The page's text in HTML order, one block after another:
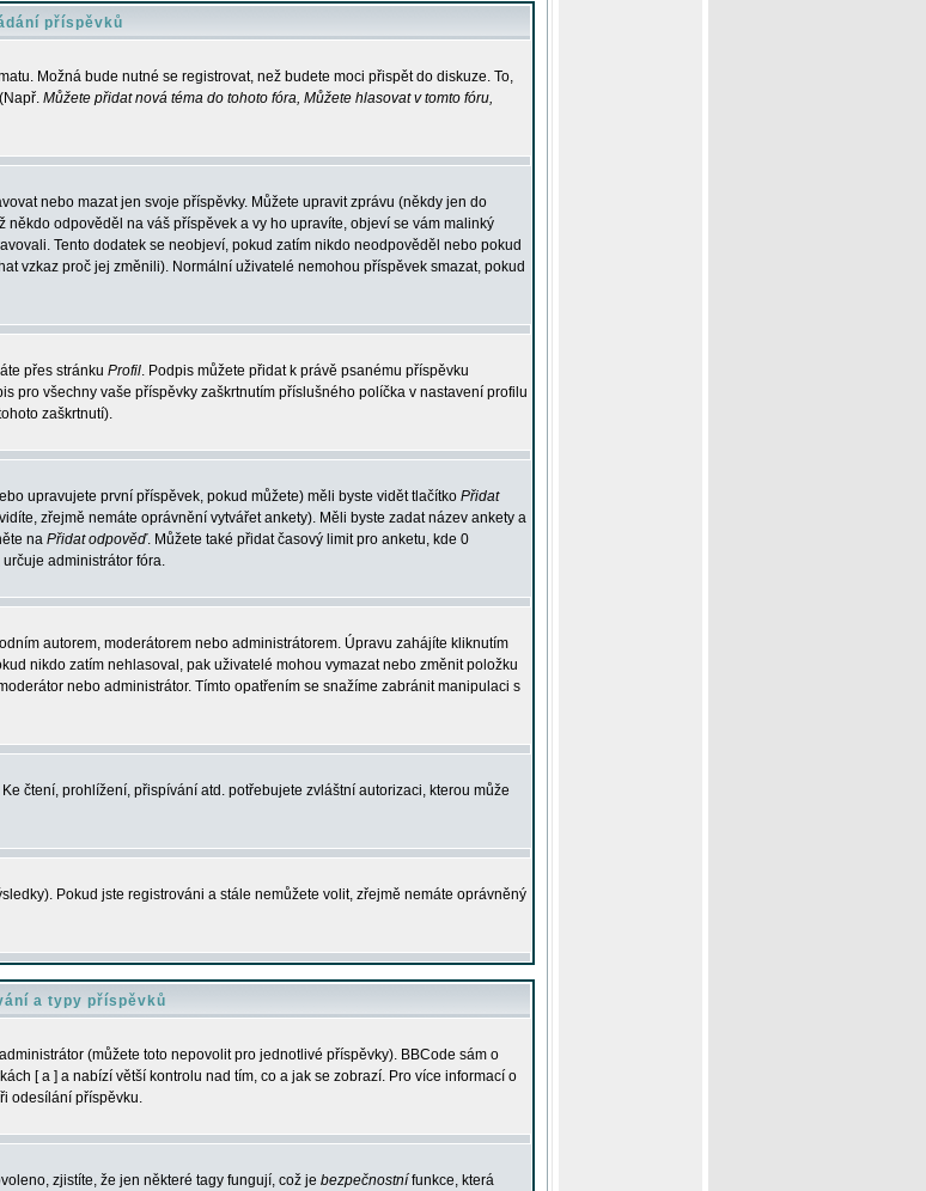
příspěvků
Možná bude nutné se registrovat, než budete moci přispět do diskuze. To,
Můžete přidat nová téma do tohoto fóra, Můžete hlasovat v tomto fóru,
nebo mazat jen svoje příspěvky. Můžete upravit zprávu (někdy jen do
někdo odpověděl na váš příspěvek a vy ho upravíte, objeví se vám malinký
Tento dodatek se neobjeví, pokud zatím nikdo neodpověděl nebo pokud
vzkaz proč jej změnili). Normální uživatelé nemohou příspěvek smazat, pokud
přes stránku Profil. Podpis můžete přidat k právě psanému příspěvku
pro všechny vaše příspěvky zaškrtnutím příslušného políčka v nastavení profilu
zaškrtnutí).
upravujete první příspěvek, pokud můžete) měli byste vidět tlačítko Přidat
zřejmě nemáte oprávnění vytvářet ankety). Měli byste zadat název ankety a
na Přidat odpověď. Můžete také přidat časový limit pro anketu, kde 0
administrátor fóra.
autorem, moderátorem nebo administrátorem. Úpravu zahájíte kliknutím
nikdo zatím nehlasoval, pak uživatelé mohou vymazat nebo změnit položku
nebo administrátor. Tímto opatřením se snažíme zabránit manipulaci s
čtení, prohlížení, přispívání atd. potřebujete zvláštní autorizaci, kterou může
Pokud jste registrováni a stále nemůžete volit, zřejmě nemáte oprávněný
a typy příspěvků
(můžete toto nepovolit pro jednotlivé příspěvky). BBCode sám o
[ a ] a nabízí větší kontrolu nad tím, co a jak se zobrazí. Pro více informací o
odesílání příspěvku.
zjistíte, že jen některé tagy fungují, což je bezpečnostní funkce, která